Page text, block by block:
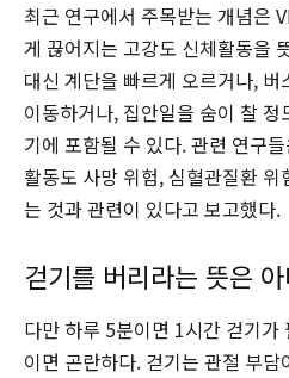
최근 연구에서 주목받는 개념은
게 끊어지는 고강도 신체활동을
대신 계단을 빠르게 오르거나,
이동하거나, 집안일을 숨이 찰
기에 포함될 수 있다. 관련 연구
활동도 사망 위험, 심혈관질환
는 것과 관련이 있다고 보고했다.
걷기를 버리라는 뜻은
다만 하루 5분이면 1시간 걷기가
이면 곤란하다. 걷기는 관절 부